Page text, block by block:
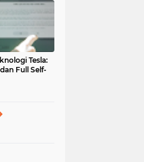
Tesla:
Full Self-